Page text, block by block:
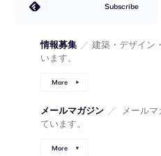
Subscribe
情報募集 ／ 建築・デザイン
います。
More
メールマガジン ／
メール
ています。
More